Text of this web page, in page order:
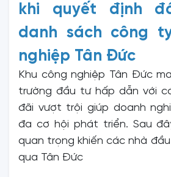
khi quyết định
danh sách công
nghiệp Tân Đức
Khu công nghiệp Tân Đức
trường đầu tư hấp dẫn với
đãi vượt trội giúp doanh
đa cơ hội phát triển. Sau
quan trọng khiến các nhà
qua Tân Đức